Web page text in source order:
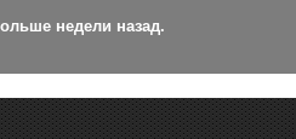
недели назад.